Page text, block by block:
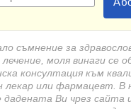
съмнение за
моля винаги се
консултация към
лекар или фармацевт. В
дадената Ви чрез сайта